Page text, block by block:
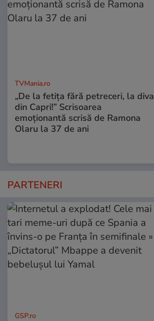
TVMania.ro
„De la fetița fără petreceri, la diva
din Capri!” Scrisoarea
emoționantă scrisă de Ramona
Olaru la 37 de ani
PARTENERI
GSP.ro